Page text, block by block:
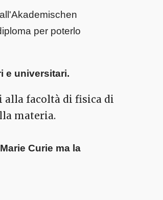
per poterlo
e universitari.
alla facoltà di fisica di
materia.
Curie ma la